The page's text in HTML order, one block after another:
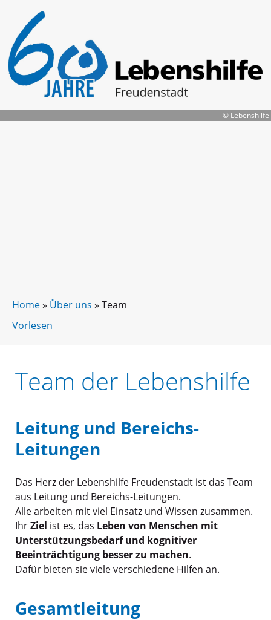
© Lebenshilfe
Home» Über uns » Team
Vorlesen
Team der Lebenshilfe
Leitung und Bereichs-
Leitungen
Das Herz der Lebenshilfe Freudenstadt ist das Team
aus Leitung und Bereichs-Leitungen.
Alle arbeiten mit viel Einsatz und Wissen zusammen.
IhrZiel ist es, das Leben von Menschen mit
Unterstützungsbedarf und kognitiver
Beeinträchtigung besser zu machen.
Dafür bieten sie viele verschiedene Hilfen an.
Gesamtleitung